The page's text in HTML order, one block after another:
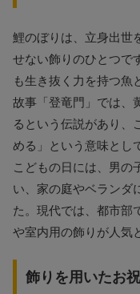
鯉のぼりは、立身出世
せない飾りのひとつで
も生き抜く力を持つ魚
故事「登竜門」では、
るという伝説があり、
める」という意味とし
こどもの日には、男の
い、家の庭やベランダ
た。現代では、都市部
や室内用の飾りが人気
飾りを用いたお